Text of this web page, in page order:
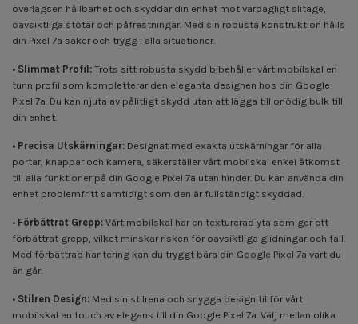
överlägsen hållbarhet och skyddar din enhet mot vardagligt slitage,
oavsiktliga stötar och påfrestningar. Med sin robusta konstruktion hålls
din Pixel 7a säker och trygg i alla situationer.
• Slimmat Profil: Trots sitt robusta skydd bibehåller vårt mobilskal en
tunn profil som kompletterar den eleganta designen hos din Google
Pixel 7a. Du kan njuta av pålitligt skydd utan att lägga till onödig bulk till
din enhet.
• Precisa Utskärningar: Designat med exakta utskärningar för alla
portar, knappar och kamera, säkerställer vårt mobilskal enkel åtkomst
till alla funktioner på din Google Pixel 7a utan hinder. Du kan använda din
enhet problemfritt samtidigt som den är fullständigt skyddad.
• Förbättrat Grepp: Vårt mobilskal har en texturerad yta som ger ett
förbättrat grepp, vilket minskar risken för oavsiktliga glidningar och fall.
Med förbättrad hantering kan du tryggt bära din Google Pixel 7a vart du
än går.
• Stilren Design: Med sin stilrena och snygga design tillför vårt
mobilskal en touch av elegans till din Google Pixel 7a. Välj mellan olika